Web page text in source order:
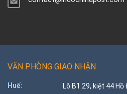
VĂN PHÒNG GIAO NHẬN
Huế:
Lô B1.29, kiệt 44